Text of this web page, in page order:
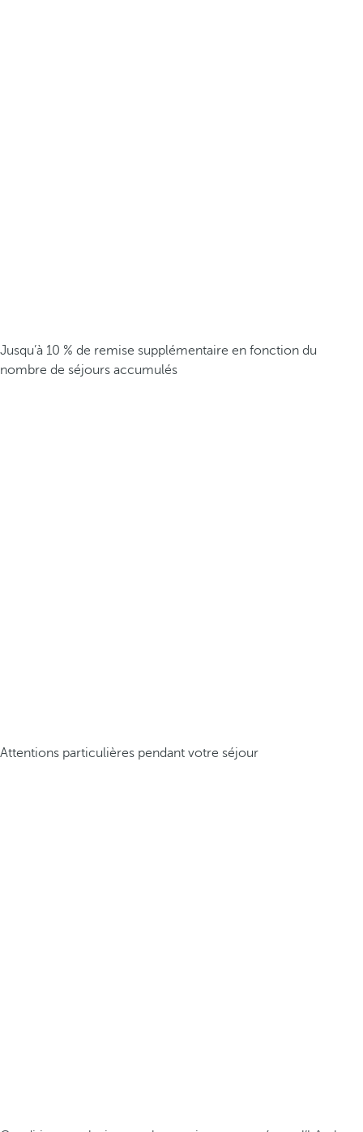
Jusqu’à 10 % de remise supplémentaire en fonction du
nombre de séjours accumulés
Attentions particulières pendant votre séjour